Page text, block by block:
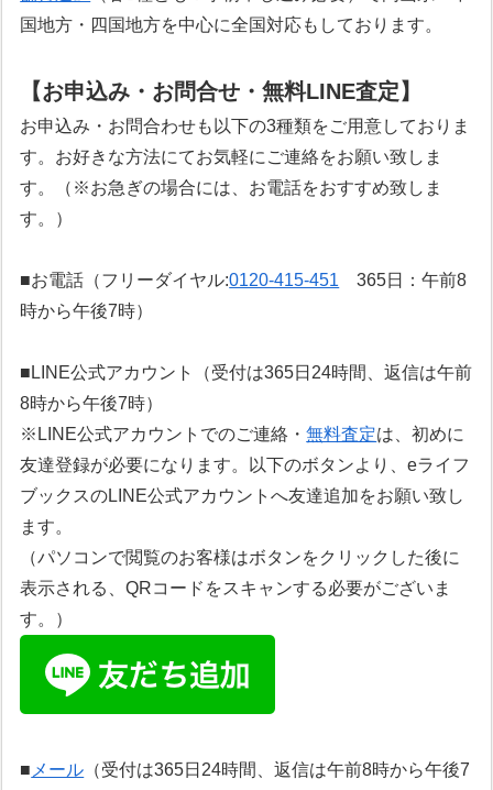
国地方・四国地方を中心に全国対応もしております。
【お申込み・お問合せ・無料LINE査定】
お申込み・お問合わせも以下の3種類をご用意しておりま
す。お好きな方法にてお気軽にご連絡をお願い致しま
す。（※お急ぎの場合には、お電話をおすすめ致しま
す。）
■お電話（フリーダイヤル:0120-415-451 365日：午前8
時から午後7時）
■LINE公式アカウント（受付は365日24時間、返信は午前
8時から午後7時）
※LINE公式アカウントでのご連絡・無料査定は、初めに
友達登録が必要になります。以下のボタンより、eライフ
ブックスのLINE公式アカウントへ友達追加をお願い致し
ます。
（パソコンで閲覧のお客様はボタンをクリックした後に
表示される、QRコードをスキャンする必要がございま
す。）
■ メール （受付は365日24時間、返信は午前8時から午後7